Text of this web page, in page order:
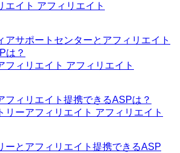
アフィリエイト
アサポートセンターとアフィリエイト
は？
アフィリエイト
フィリエイト提携できるASPは？
アフィリエイト
ーとアフィリエイト提携できるASP